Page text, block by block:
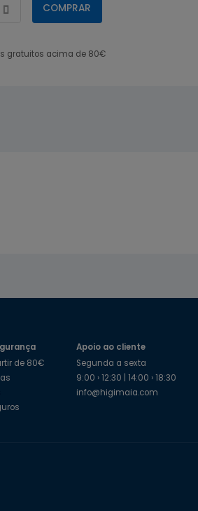
COMPRAR
gratuitos acima de 80€
de 80€
Apoio ao cliente
Segunda a sexta
9:00 › 12:30 | 14:00 › 18:30
info@higimaia.com